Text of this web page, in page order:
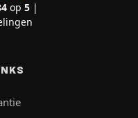
op 5|